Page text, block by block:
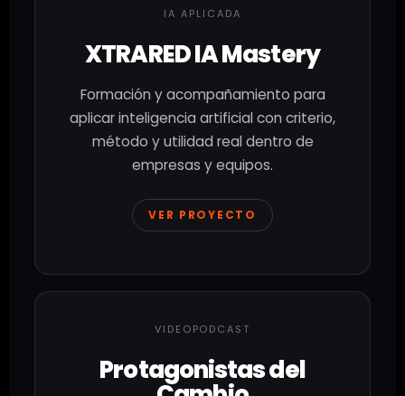
IA APLICADA
XTRARED IA Mastery
Formación y acompañamiento para
aplicar inteligencia artificial con criterio,
método y utilidad real dentro de
empresas y equipos.
VER PROYECTO
VIDEOPODCAST
Protagonistas del